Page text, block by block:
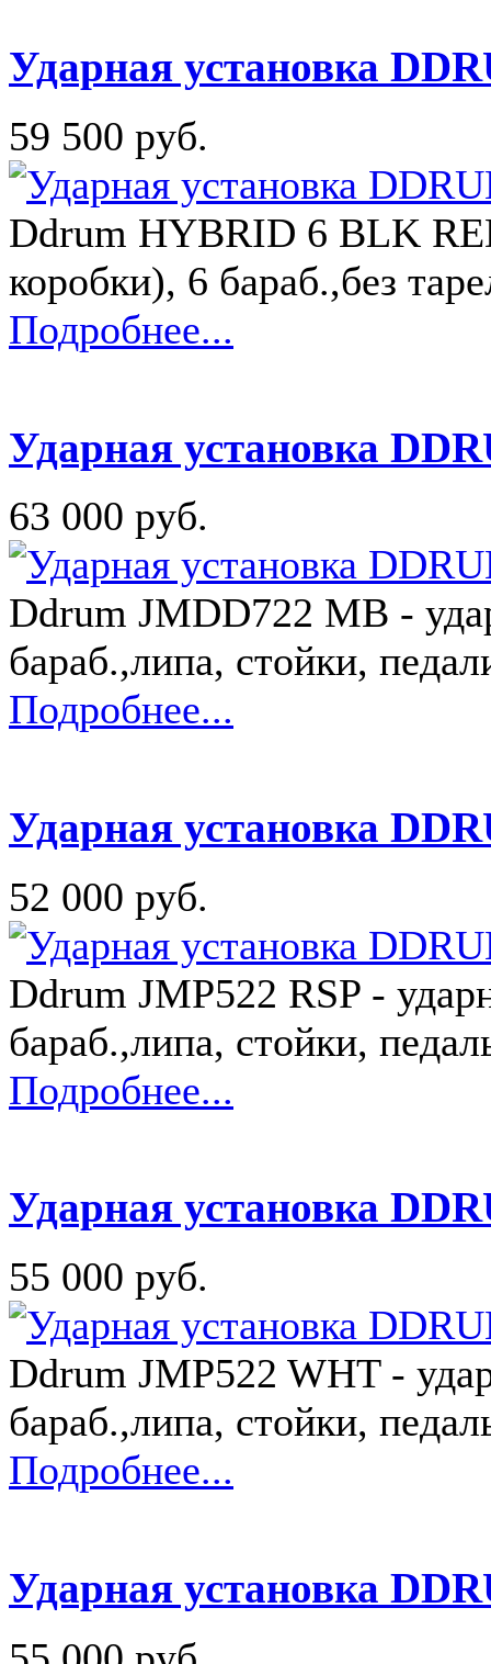
Ударная установка
59 500 руб.
Ddrum HYBRID 6 BLK
коробки), 6 бараб.,без
Подробнее...
Ударная установка
63 000 руб.
Ddrum JMDD722 MB -
бараб.,липа, стойки,
Подробнее...
Ударная установка
52 000 руб.
Ddrum JMP522 RSP -
бараб.,липа, стойки,
Подробнее...
Ударная установка
55 000 руб.
Ddrum JMP522 WHT -
бараб.,липа, стойки,
Подробнее...
Ударная установка